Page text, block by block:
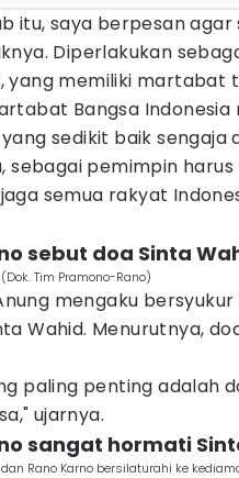
itu, saya berpesan
Diperlakukan
memiliki martabat
Bangsa
sedikit baik sengaja
sebagai pemimpin
semua rakyat
sebut doa Sinta
Tim Pramono-Rano)
mengaku
Wahid. Menurutnya,
paling penting adalah
ujarnya.
sangat hormati
Rano Karno bersilaturahi ke